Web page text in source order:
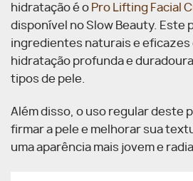
hidratação é o Pro Lifting Facial
disponível no Slow Beauty. Este
ingredientes naturais e eficazes
hidratação profunda e
tipos de pele.
Além disso, o uso regular deste
firmar a pele e melhorar sua
uma aparência mais jovem e